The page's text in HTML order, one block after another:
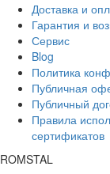
Доставка и
Гарантия и
Сервис
Blog
Политика
Публичная
Публичный
Правила
сертификатов
ROMSTAL